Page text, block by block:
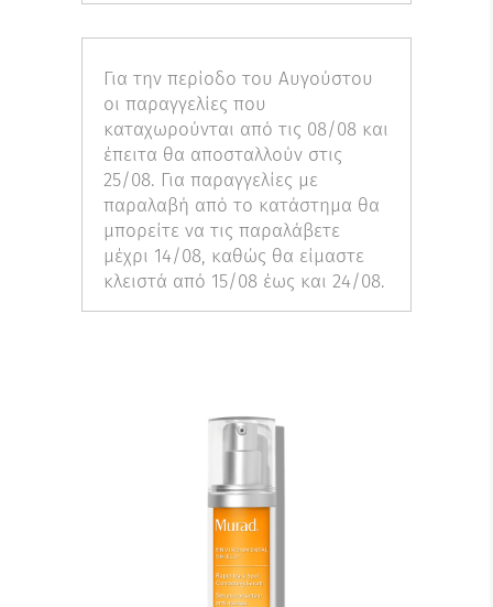
Για την περίοδο του Αυγούστου
οι παραγγελίες που
καταχωρούνται από τις 08/08 και
έπειτα θα αποσταλλούν στις
25/08. Για παραγγελίες με
παραλαβή από το κατάστημα θα
μπορείτε να τις παραλάβετε
μέχρι 14/08, καθώς θα είμαστε
κλειστά από 15/08 έως και 24/08.